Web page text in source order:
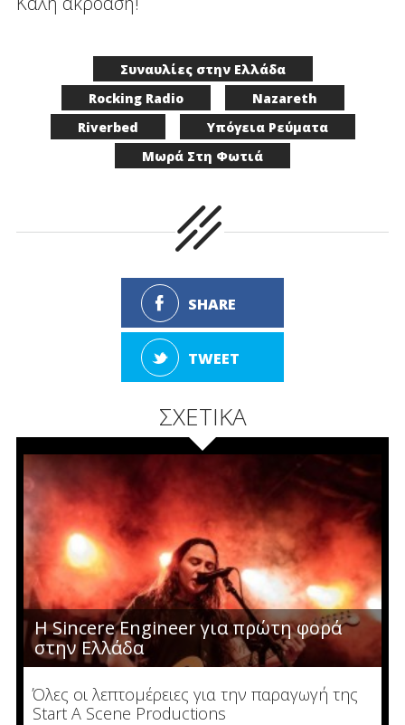
Συναυλίες στην Ελλάδα
Rocking Radio
Nazareth
Riverbed
Υπόγεια Ρεύματα
Μωρά Στη Φωτιά
SHARE
TWEET
ΣΧΕΤΙΚΑ
Η Sincere Engineer για πρώτη φορά
στην Ελλάδα
Όλες οι λεπτομέρειες για την παραγωγή της
Start A Scene Productions